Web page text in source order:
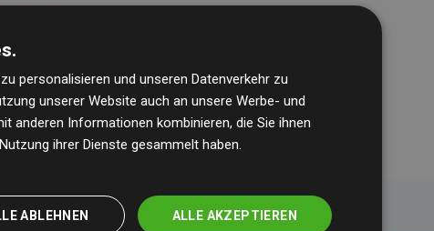
im
der teilnehmenden
Klimawirkung
personalisieren und unseren Datenverkehr zu
unserer Website auch an unsere Werbe- und
anderen Informationen kombinieren, die Sie ihnen
ihrer Dienste gesammelt haben.
ALLE AKZEPTIEREN
ABLEHNEN